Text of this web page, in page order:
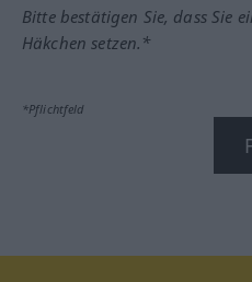
Bitte bestätigen Sie, dass Sie
Häkchen setzen.*
*Pflichtfeld